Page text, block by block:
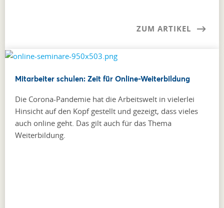
ZUM ARTIKEL
Mitarbeiter schulen: Zeit für Online-Weiterbildung
Die Corona-Pandemie hat die Arbeitswelt in vielerlei
Hinsicht auf den Kopf gestellt und gezeigt, dass vieles
auch online geht. Das gilt auch für das Thema
Weiterbildung.